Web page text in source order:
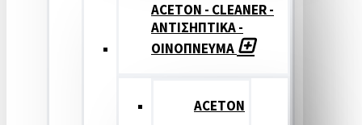
ACETON - CLEANER -
ΑΝΤΙΣΗΠΤΙΚΑ -
ΟΙΝΟΠΝΕΥΜΑ
ACETON